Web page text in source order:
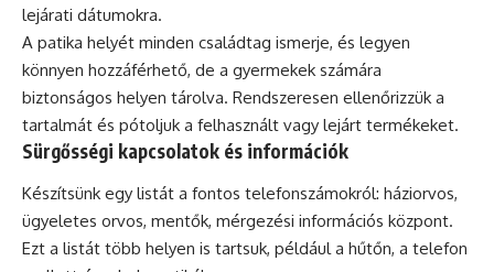
lejárati dátumokra.
A patika helyét minden családtag ismerje, és legyen
könnyen hozzáférhető, de a gyermekek számára
biztonságos helyen tárolva. Rendszeresen ellenőrizzük a
tartalmát és pótoljuk a felhasznált vagy lejárt termékeket.
Sürgősségi kapcsolatok és információk
Készítsünk egy listát a fontos telefonszámokról: háziorvos,
ügyeletes orvos, mentők, mérgezési információs központ.
Ezt a listát több helyen is tartsuk, például a hűtőn, a telefon